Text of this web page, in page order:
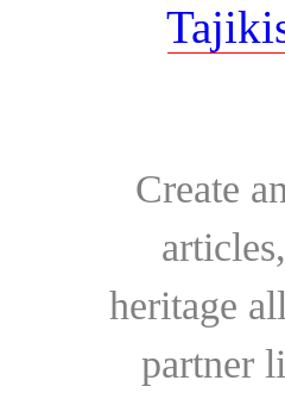
Create
heritage
partner